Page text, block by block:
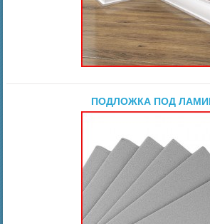
ПОДЛОЖКА ПОД